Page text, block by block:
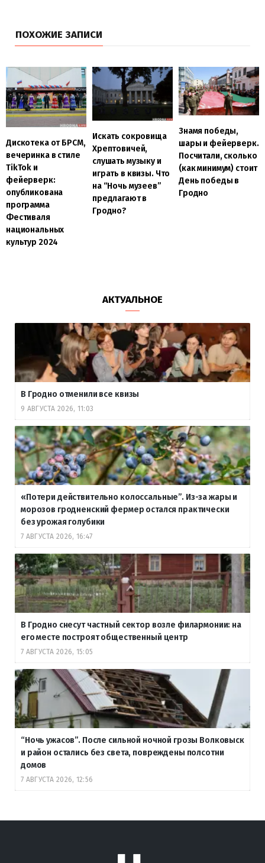
ПОХОЖИЕ ЗАПИСИ
Дискотека от БРСМ,
вечеринка в стиле
TikTok и
фейерверк:
опубликована
программа
Фестиваля
национальных
культур 2024
Искать сокровища
Хрептовичей,
слушать музыку и
играть в квизы. Что
на “Ночь музеев”
предлагают в
Гродно?
Знамя победы,
шары и фейерверк.
Посчитали, сколько
(как минимум) стоит
День победы в
Гродно
АКТУАЛЬНОЕ
В Гродно отменили все квизы
9 АВГУСТА 2026, 11:03
«Потери действительно колоссальные”. Из-за жары и
морозов гродненский фермер остался практически
без урожая голубики
7 АВГУСТА 2026, 16:47
В Гродно снесут частный сектор возле филармонии: на
его месте построят общественный центр
7 АВГУСТА 2026, 15:05
“Ночь ужасов”. После сильной ночной грозы Волковыск
и район остались без света, повреждены полсотни
домов
7 АВГУСТА 2026, 12:56